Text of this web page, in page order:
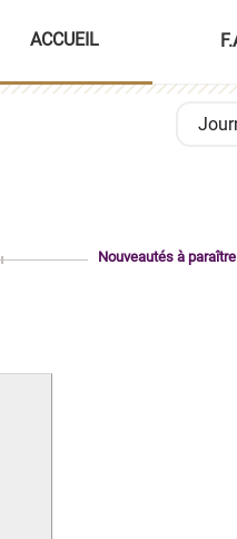
ACCUEIL
Nouveautés à paraître